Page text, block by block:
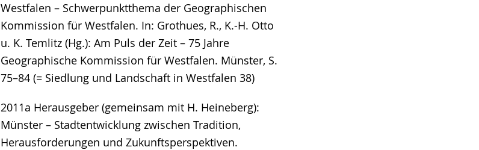
Westfalen – Schwerpunktthema der Geographischen
Kommission für Westfalen. In: Grothues, R., K.-H. Otto
u. K. Temlitz (Hg.): Am Puls der Zeit – 75 Jahre
Geographische Kommission für Westfalen. Münster, S.
75–84 (= Siedlung und Landschaft in Westfalen 38)
2011a Herausgeber (gemeinsam mit H. Heineberg):
Münster – Stadtentwicklung zwischen Tradition,
Herausforderungen und Zukunftsperspektiven.